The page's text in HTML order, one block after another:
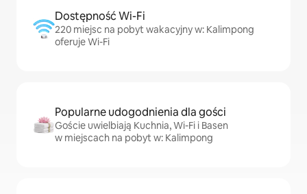
Dostępność Wi-Fi
220 miejsc na pobyt wakacyjny w: Kalimpong
oferuje Wi-Fi
Popularne udogodnienia dla gości
Goście uwielbiają Kuchnia, Wi-Fi i Basen
w miejscach na pobyt w: Kalimpong